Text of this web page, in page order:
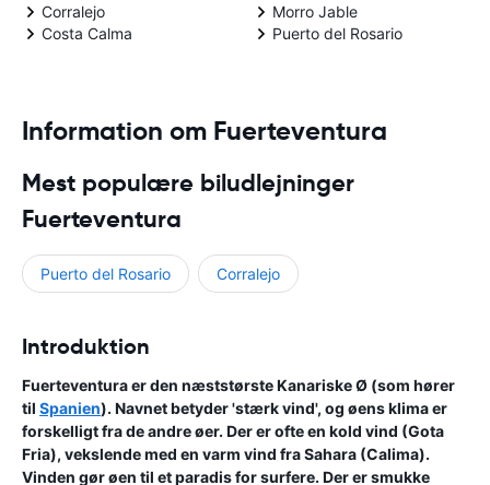
Corralejo
Costa Calma
Morro Jable
Puerto del Rosario
Information om Fuerteventura
Mest populære biludlejninger
Fuerteventura
Puerto del Rosario Corralejo
Introduktion
Fuerteventura er den næststørste Kanariske Ø (som hører
til Spanien). Navnet betyder 'stærk vind', og øens klima er
forskelligt fra de andre øer. Der er ofte en kold vind (Gota
Fria), vekslende med en varm vind fra Sahara (Calima).
Vinden gør øen til et paradis for surfere. Der er smukke